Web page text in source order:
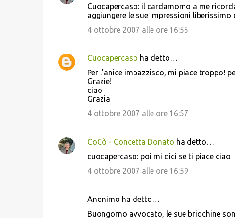
Cuocapercaso: il cardamomo a me
aggiungere le sue impressioni liberissimo
4 ottobre 2007 alle ore 16:55
Cuocapercaso ha detto…
Per l'anice impazzisco, mi piace troppo!
Grazie!
ciao
Grazia
4 ottobre 2007 alle ore 16:57
CoCò - Concetta Donato ha detto…
cuocapercaso: poi mi dici se ti piace ciao
4 ottobre 2007 alle ore 16:59
Anonimo ha detto…
Buongorno avvocato, le sue briochine